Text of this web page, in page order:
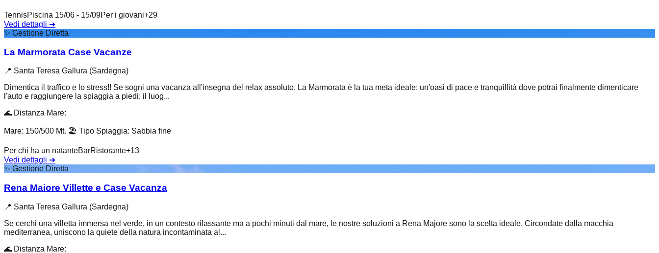
TennisPiscina 15/06 - 15/09Per i giovani+29
Vedi dettagli ➔
✨ Gestione Diretta
La Marmorata Case Vacanze
📍 Santa Teresa Gallura (Sardegna)
Dimentica il traffico e lo stress!! Se sogni una vacanza all'insegna del relax assoluto, La Marmorata è la tua meta ideale: un'oasi di pace e tranquillità dove potrai finalmente dimenticare
l'auto e raggiungere la spiaggia a piedi; il luog...
🌊 Distanza Mare:
Mare: 150/500 Mt. 🏖️ Tipo Spiaggia: Sabbia fine
Per chi ha un natanteBarRistorante+13
Vedi dettagli ➔
✨ Gestione Diretta
Rena Maiore Villette e Case Vacanza
📍 Santa Teresa Gallura (Sardegna)
Se cerchi una villetta immersa nel verde, in un contesto rilassante ma a pochi minuti dal mare, le nostre soluzioni a Rena Majore sono la scelta ideale. Circondate dalla macchia
mediterranea, uniscono la quiete della natura incontaminata al...
🌊 Distanza Mare: